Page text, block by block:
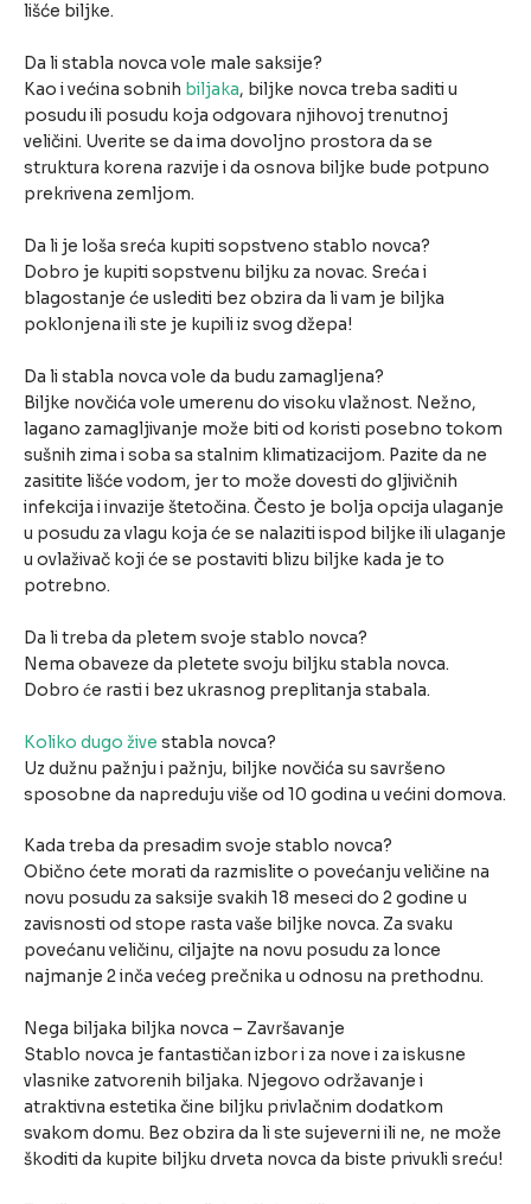
lišće biljke.
Da li stabla novca vole male saksije?
Kao i većina sobnih biljaka, biljke novca treba saditi u
posudu ili posudu koja odgovara njihovoj trenutnoj
veličini. Uverite se da ima dovoljno prostora da se
struktura korena razvije i da osnova biljke bude potpuno
prekrivena zemljom.
Da li je loša sreća kupiti sopstveno stablo novca?
Dobro je kupiti sopstvenu biljku za novac. Sreća i
blagostanje će uslediti bez obzira da li vam je biljka
poklonjena ili ste je kupili iz svog džepa!
Da li stabla novca vole da budu zamagljena?
Biljke novčića vole umerenu do visoku vlažnost. Nežno,
lagano zamagljivanje može biti od koristi posebno tokom
sušnih zima i soba sa stalnim klimatizacijom. Pazite da ne
zasitite lišće vodom, jer to može dovesti do gljivičnih
infekcija i invazije štetočina. Često je bolja opcija ulaganje
u posudu za vlagu koja će se nalaziti ispod biljke ili ulaganje
u ovlaživač koji će se postaviti blizu biljke kada je to
potrebno.
Da li treba da pletem svoje stablo novca?
Nema obaveze da pletete svoju biljku stabla novca.
Dobro će rasti i bez ukrasnog preplitanja stabala.
Koliko dugo žive stabla novca?
Uz dužnu pažnju i pažnju, biljke novčića su savršeno
sposobne da napreduju više od 10 godina u većini domova.
Kada treba da presadim svoje stablo novca?
Obično ćete morati da razmislite o povećanju veličine na
novu posudu za saksije svakih 18 meseci do 2 godine u
zavisnosti od stope rasta vaše biljke novca. Za svaku
povećanu veličinu, ciljajte na novu posudu za lonce
najmanje 2 inča većeg prečnika u odnosu na prethodnu.
Nega biljaka biljka novca – Završavanje
Stablo novca je fantastičan izbor i za nove i za iskusne
vlasnike zatvorenih biljaka. Njegovo održavanje i
atraktivna estetika čine biljku privlačnim dodatkom
svakom domu. Bez obzira da li ste sujeverni ili ne, ne može
škoditi da kupite biljku drveta novca da biste privukli sreću!